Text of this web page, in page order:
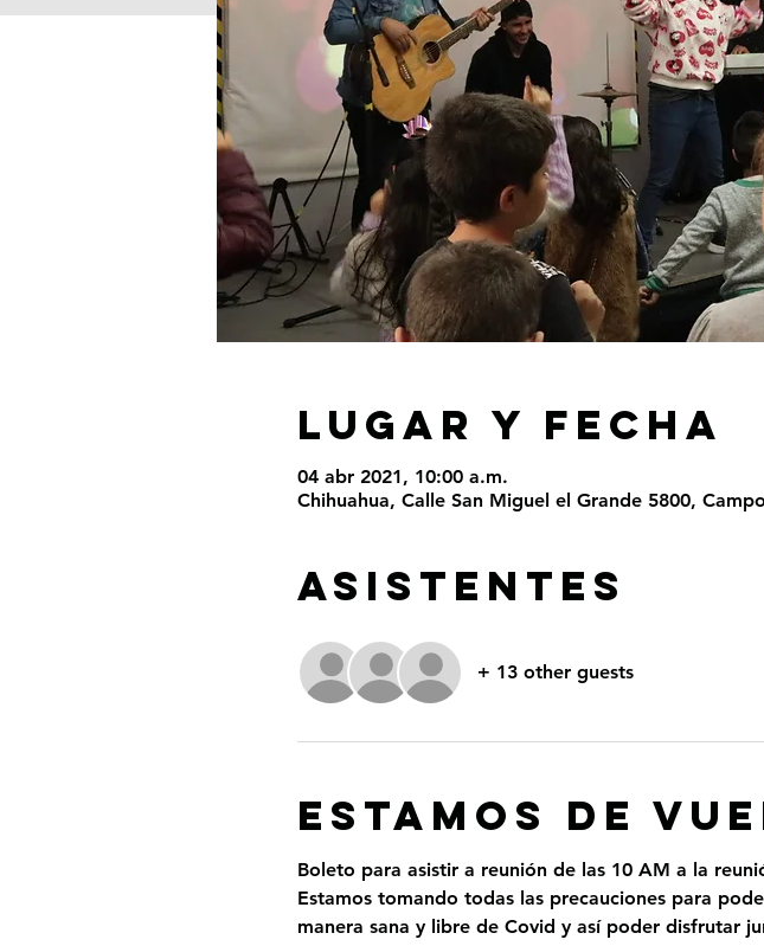
LUGAR Y FECHA
04 abr 2021, 10:00 a.m.
Chihuahua, Calle San Miguel el Grande 5800,
ASISTENTES
+ 13 other guests
ESTAMOS DE
Boleto para asistir a reunión de las 10 AM a la
Estamos tomando todas las precauciones para
manera sana y libre de Covid y así poder disfrutar